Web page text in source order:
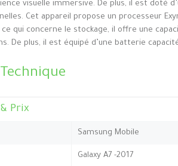
visuelle immersive. De plus, il est doté
Cet appareil propose un processeur
ce qui concerne le stockage, il offre une
De plus, il est équipé d’une batterie
Prix
Samsung Mobile
Galaxy A7 -2017